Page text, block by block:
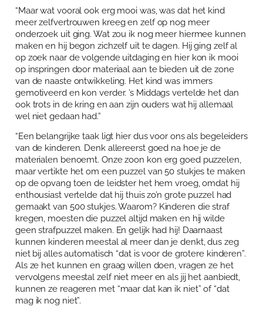
“Maar wat vooral ook erg mooi was, was dat het kind
meer zelfvertrouwen kreeg en zelf op nog meer
onderzoek uit ging. Wat zou ik nog meer hiermee kunnen
maken en hij begon zichzelf uit te dagen. Hij ging zelf al
op zoek naar de volgende uitdaging en hier kon ik mooi
op inspringen door materiaal aan te bieden uit de zone
van de naaste ontwikkeling. Het kind was immers
gemotiveerd en kon verder. ’s Middags vertelde het dan
ook trots in de kring en aan zijn ouders wat hij allemaal
wel niet gedaan had.”
“Een belangrijke taak ligt hier dus voor ons als begeleiders
van de kinderen. Denk allereerst goed na hoe je de
materialen benoemt. Onze zoon kon erg goed puzzelen,
maar vertikte het om een puzzel van 50 stukjes te maken
op de opvang toen de leidster het hem vroeg, omdat hij
enthousiast vertelde dat hij thuis zo’n grote puzzel had
gemaakt van 500 stukjes. Waarom? Kinderen die straf
kregen, moesten die puzzel altijd maken en hij wilde
geen strafpuzzel maken. En gelijk had hij! Daarnaast
kunnen kinderen meestal al meer dan je denkt, dus zeg
niet bij alles automatisch “dat is voor de grotere kinderen”.
Als ze het kunnen en graag willen doen, vragen ze het
vervolgens meestal zelf niet meer en als jij het aanbiedt,
kunnen ze reageren met “maar dat kan ik niet” of “dat
mag ik nog niet”.